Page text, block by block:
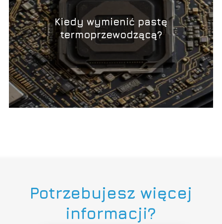
Kiedy wymienić pastę
termoprzewodzącą?
Potrzebujesz więcej
informacji?